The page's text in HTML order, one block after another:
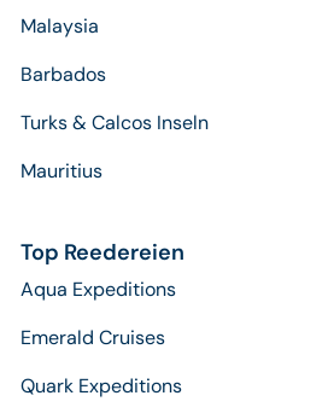
Malaysia
Barbados
Turks & Calcos Inseln
Mauritius
Top Reedereien
Aqua Expeditions
Emerald Cruises
Quark Expeditions